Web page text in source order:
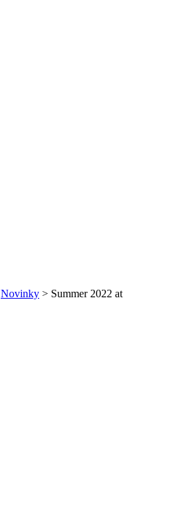
Novinky > Summer 2022 at